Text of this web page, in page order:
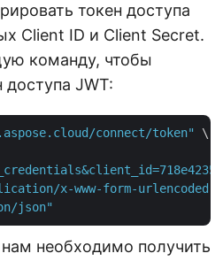
токен доступа
Client ID и Client Secret.
команду, чтобы
доступа JWT:
connect/token"
\
x-www-form-urlencoded"
json"
необходимо получить